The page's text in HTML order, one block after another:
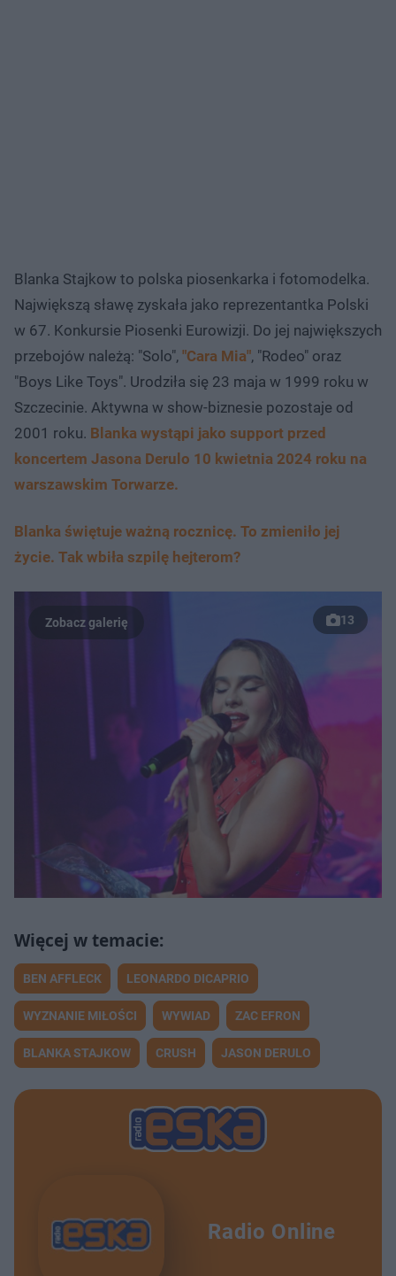
Blanka Stajkow to polska piosenkarka i fotomodelka.
Największą sławę zyskała jako reprezentantka Polski
w 67. Konkursie Piosenki Eurowizji. Do jej największych
przebojów należą: "Solo", "Cara Mia", "Rodeo" oraz
"Boys Like Toys". Urodziła się 23 maja w 1999 roku w
Szczecinie. Aktywna w show-biznesie pozostaje od
2001 roku. Blanka wystąpi jako support przed
koncertem Jasona Derulo 10 kwietnia 2024 roku na
warszawskim Torwarze.
Blanka świętuje ważną rocznicę. To zmieniło jej
życie. Tak wbiła szpilę hejterom?
13
BEN AFFLECK LEONARDO DICAPRIO
WYZNANIE MIŁOŚCI WYWIAD ZAC EFRON
BLANKA STAJKOW CRUSH JASON DERULO
Radio Online